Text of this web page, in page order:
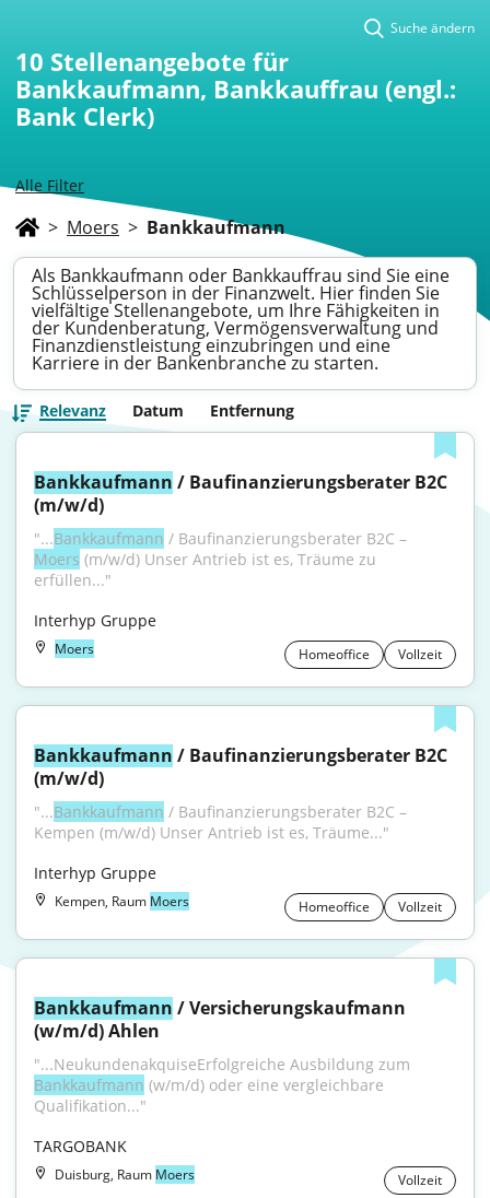
Alle Filter
Suche ändern
10 Stellenangebote für
Bankkaufmann, Bankkauffrau (engl.:
Bank Clerk)
> Moers > Bankkaufmann
Als Bankkaufmann oder Bankkauffrau sind Sie eine
Schlüsselperson in der Finanzwelt. Hier finden Sie
vielfältige Stellenangebote, um Ihre Fähigkeiten in
der Kundenberatung, Vermögensverwaltung und
Finanzdienstleistung einzubringen und eine
Karriere in der Bankenbranche zu starten.
Relevanz Datum Entfernung
Bankkaufmann / Baufinanzierungsberater B2C
(m/w/d)
"...Bankkaufmann
Moers (m/w/d) Unser Antrieb ist es, Träume zu
erfüllen..."
Interhyp Gruppe
Moers Homeoffice Vollzeit
Bankkaufmann / Baufinanzierungsberater B2C
(m/w/d)
"...Bankkaufmann / Baufinanzierungsberater B2C –
Kempen (m/w/d) Unser Antrieb ist es, Träume..."
Interhyp Gruppe
Kempen, Raum Moers Homeoffice Vollzeit
Bankkaufmann / Versicherungskaufmann
(w/m/d) Ahlen
Bankkaufmann (w/m/d) oder eine vergleichbare
Qualifikation..."
TARGOBANK
Duisburg, Raum Moers Vollzeit